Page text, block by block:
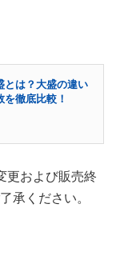
とは？大盛の違い
徹底比較！
更および販売終
承ください。